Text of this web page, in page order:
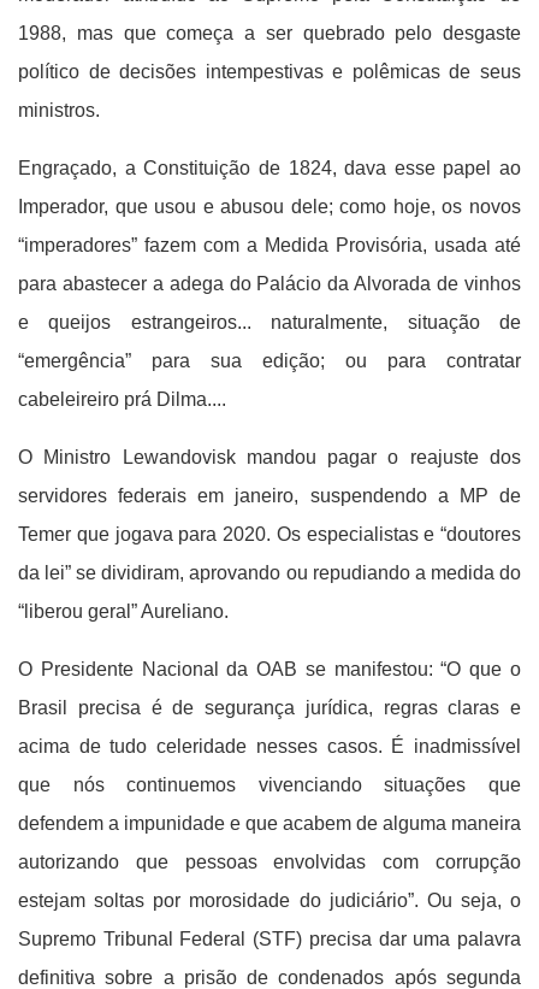
1988, mas que começa a ser quebrado pelo desgaste
político de decisões intempestivas e polêmicas de seus
ministros.
Engraçado, a Constituição de 1824, dava esse papel ao
Imperador, que usou e abusou dele; como hoje, os novos
“imperadores” fazem com a Medida Provisória, usada até
para abastecer a adega do Palácio da Alvorada de vinhos
e queijos estrangeiros... naturalmente, situação de
“emergência” para sua edição; ou para contratar
cabeleireiro prá Dilma....
O Ministro Lewandovisk mandou pagar o reajuste dos
servidores federais em janeiro, suspendendo a MP de
Temer que jogava para 2020. Os especialistas e “doutores
da lei” se dividiram, aprovando ou repudiando a medida do
“liberou geral” Aureliano.
O Presidente Nacional da OAB se manifestou: “O que o
Brasil precisa é de segurança jurídica, regras claras e
acima de tudo celeridade nesses casos. É inadmissível
que nós continuemos vivenciando situações que
defendem a impunidade e que acabem de alguma maneira
autorizando que pessoas envolvidas com corrupção
estejam soltas por morosidade do judiciário”. Ou seja, o
Supremo Tribunal Federal (STF) precisa dar uma palavra
definitiva sobre a prisão de condenados após segunda